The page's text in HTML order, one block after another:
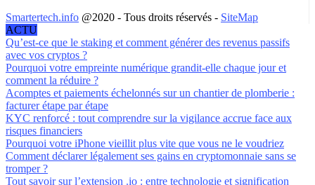
Smartertech.info @2020 - Tous droits réservés - SiteMap
ACTU
Qu’est-ce que le staking et comment générer des revenus passifs
avec vos cryptos ?
Pourquoi votre empreinte numérique grandit-elle chaque jour et
comment la réduire ?
Acomptes et paiements échelonnés sur un chantier de plomberie :
facturer étape par étape
KYC renforcé : tout comprendre sur la vigilance accrue face aux
risques financiers
Pourquoi votre iPhone vieillit plus vite que vous ne le voudriez
Comment déclarer légalement ses gains en cryptomonnaie sans se
tromper ?
Tout savoir sur l’extension .io : entre technologie et signification